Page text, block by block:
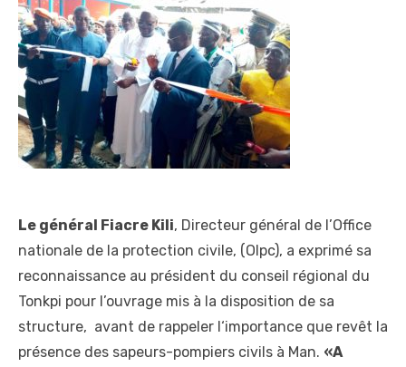
Le général Fiacre Kili, Directeur général de l’Office
nationale de la protection civile, (Olpc), a exprimé sa
reconnaissance au président du conseil régional du
Tonkpi pour l’ouvrage mis à la disposition de sa
structure, avant de rappeler l‘importance que revêt la
présence des sapeurs-pompiers civils à Man. «A